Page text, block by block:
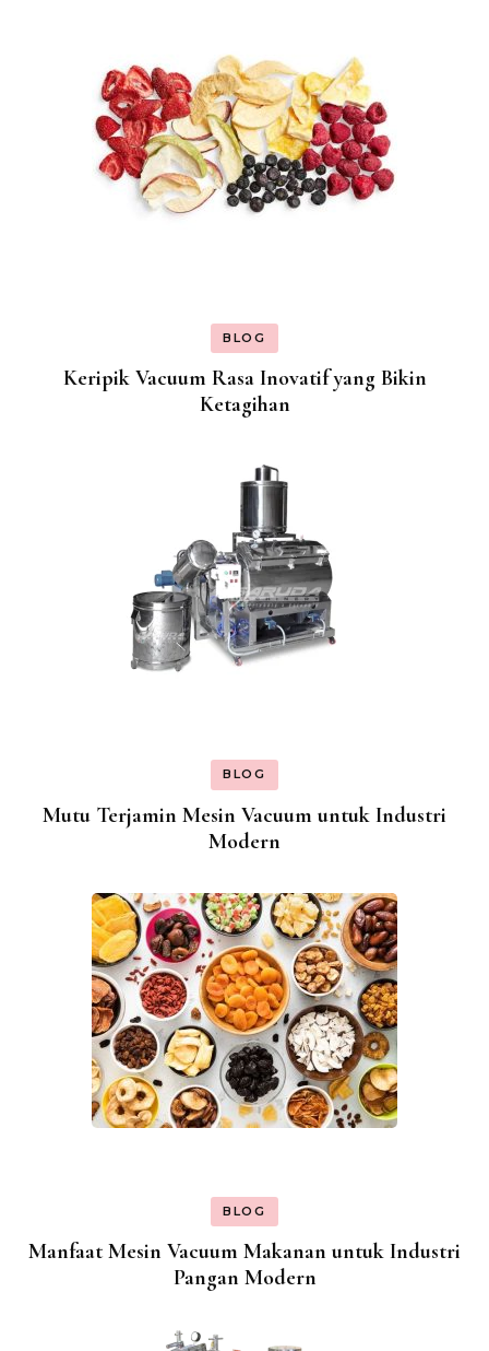
BLOG
Keripik Vacuum Rasa Inovatif yang Bikin
Ketagihan
BLOG
Mutu Terjamin Mesin Vacuum untuk Industri
Modern
BLOG
Manfaat Mesin Vacuum Makanan untuk Industri
Pangan Modern